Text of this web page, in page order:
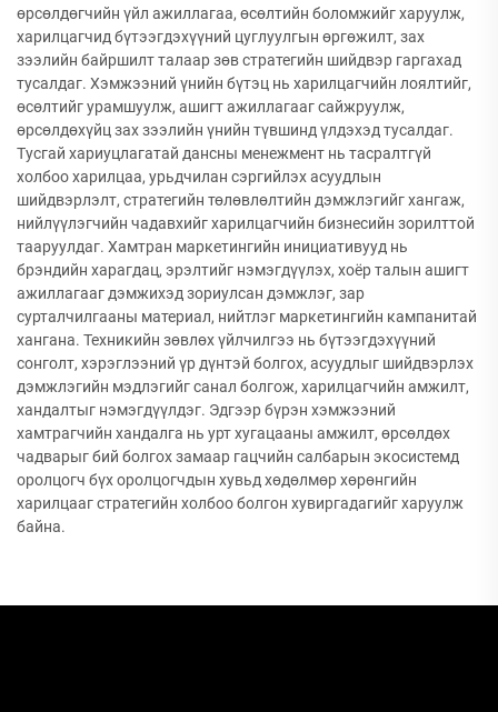
өрсөлдөгчийн үйл ажиллагаа, өсөлтийн боломжийг харуулж,
харилцагчид бүтээгдэхүүний цуглуулгын өргөжилт, зах
зээлийн байршилт талаар зөв стратегийн шийдвэр гаргахад
тусалдаг. Хэмжээний үнийн бүтэц нь харилцагчийн лоялтийг,
өсөлтийг урамшуулж, ашигт ажиллагааг сайжруулж,
өрсөлдөхүйц зах зээлийн үнийн түвшинд үлдэхэд тусалдаг.
Тусгай хариуцлагатай дансны менежмент нь тасралтгүй
холбоо харилцаа, урьдчилан сэргийлэх асуудлын
шийдвэрлэлт, стратегийн төлөвлөлтийн дэмжлэгийг хангаж,
нийлүүлэгчийн чадавхийг харилцагчийн бизнесийн зорилттой
тааруулдаг. Хамтран маркетингийн инициативууд нь
брэндийн харагдац, эрэлтийг нэмэгдүүлэх, хоёр талын ашигт
ажиллагааг дэмжихэд зориулсан дэмжлэг, зар
сурталчилгааны материал, нийтлэг маркетингийн кампанитай
хангана. Техникийн зөвлөх үйлчилгээ нь бүтээгдэхүүний
сонголт, хэрэглээний үр дүнтэй болгох, асуудлыг шийдвэрлэх
дэмжлэгийн мэдлэгийг санал болгож, харилцагчийн амжилт,
хандалтыг нэмэгдүүлдэг. Эдгээр бүрэн хэмжээний
хамтрагчийн хандалга нь урт хугацааны амжилт, өрсөлдөх
чадварыг бий болгох замаар гацчийн салбарын экосистемд
оролцогч бүх оролцогчдын хувьд хөдөлмөр хөрөнгийн
харилцааг стратегийн холбоо болгон хувиргадагийг харуулж
байна.